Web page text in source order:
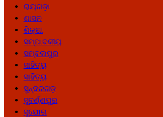
ରାୟଗଡ଼ା
ଶାସନ
ଶିକ୍ଷା
ସମ୍ପାଦକୀୟ
ସମ୍ବଲପୁର
ସାହିତ୍ୟ
ସାହିତ୍ୟ
ସୁନ୍ଦରଗଡ଼
ସୁବର୍ଣ୍ଣପୁର
ସୁଯୋଗ